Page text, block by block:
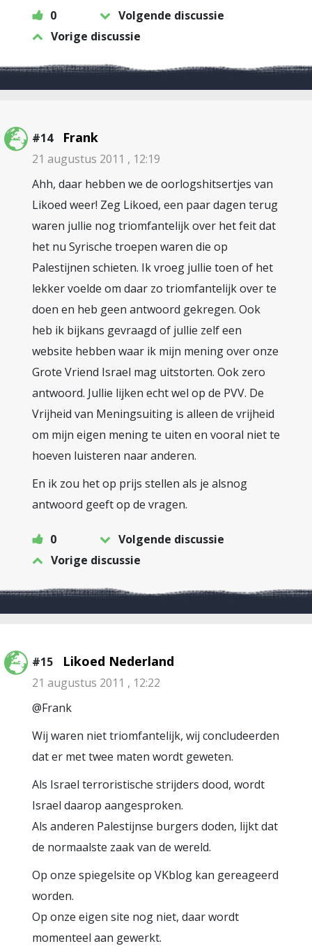
0
Volgende discussie
Vorige discussie
#14 Frank
21 augustus 2011 , 12:19
Ahh, daar hebben we de oorlogshitsertjes van
Likoed weer! Zeg Likoed, een paar dagen terug
waren jullie nog triomfantelijk over het feit dat
het nu Syrische troepen waren die op
Palestijnen schieten. Ik vroeg jullie toen of het
lekker voelde om daar zo triomfantelijk over te
doen en heb geen antwoord gekregen. Ook
heb ik bijkans gevraagd of jullie zelf een
website hebben waar ik mijn mening over onze
Grote Vriend Israel mag uitstorten. Ook zero
antwoord. Jullie lijken echt wel op de PVV. De
Vrijheid van Meningsuiting is alleen de vrijheid
om mijn eigen mening te uiten en vooral niet te
hoeven luisteren naar anderen.
En ik zou het op prijs stellen als je alsnog
antwoord geeft op de vragen.
0
Volgende discussie
Vorige discussie
#15 Likoed Nederland
21 augustus 2011 , 12:22
@Frank
Wij waren niet triomfantelijk, wij concludeerden
dat er met twee maten wordt geweten.
Als Israel terroristische strijders dood, wordt
Israel daarop aangesproken.
Als anderen Palestijnse burgers doden, lijkt dat
de normaalste zaak van de wereld.
Op onze spiegelsite op VKblog kan gereageerd
worden.
Op onze eigen site nog niet, daar wordt
momenteel aan gewerkt.